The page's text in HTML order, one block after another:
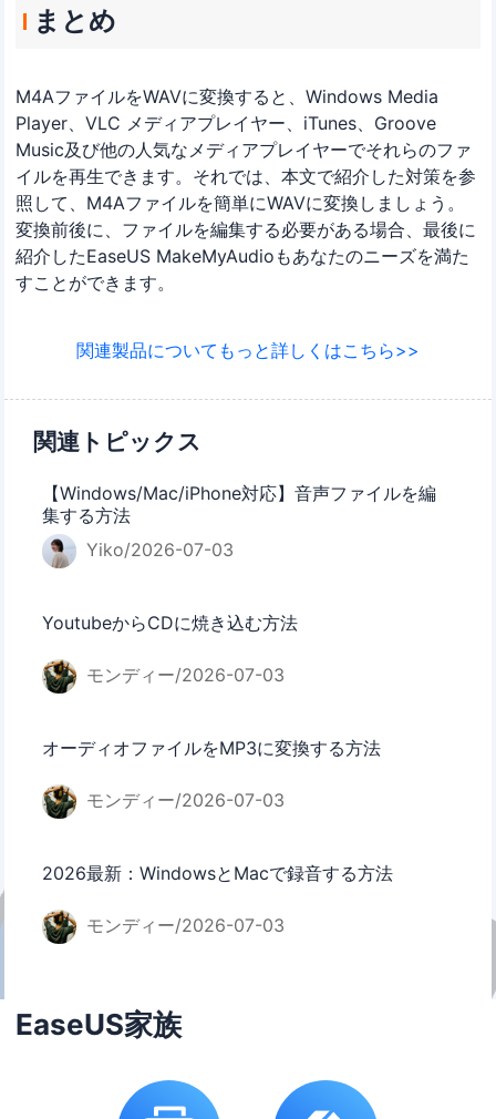
まとめ
M4AファイルをWAVに変換すると、Windows Media
Player、VLC メディアプレイヤー、iTunes、Groove
Music及び他の人気なメディアプレイヤーでそれらのファ
イルを再生できます。それでは、本文で紹介した対策を参
照して、M4Aファイルを簡単にWAVに変換しましょう。
変換前後に、ファイルを編集する必要がある場合、最後に
紹介したEaseUS MakeMyAudioもあなたのニーズを満た
すことができます。
関連製品についてもっと詳しくはこちら>>
関連トピックス
【Windows/Mac/iPhone対応】音声ファイルを編
集する方法
Yiko/2026-07-03
YoutubeからCDに焼き込む方法
モンディー/2026-07-03
オーディオファイルをMP3に変換する方法
モンディー/2026-07-03
2026最新：WindowsとMacで録音する方法
モンディー/2026-07-03
EaseUS家族